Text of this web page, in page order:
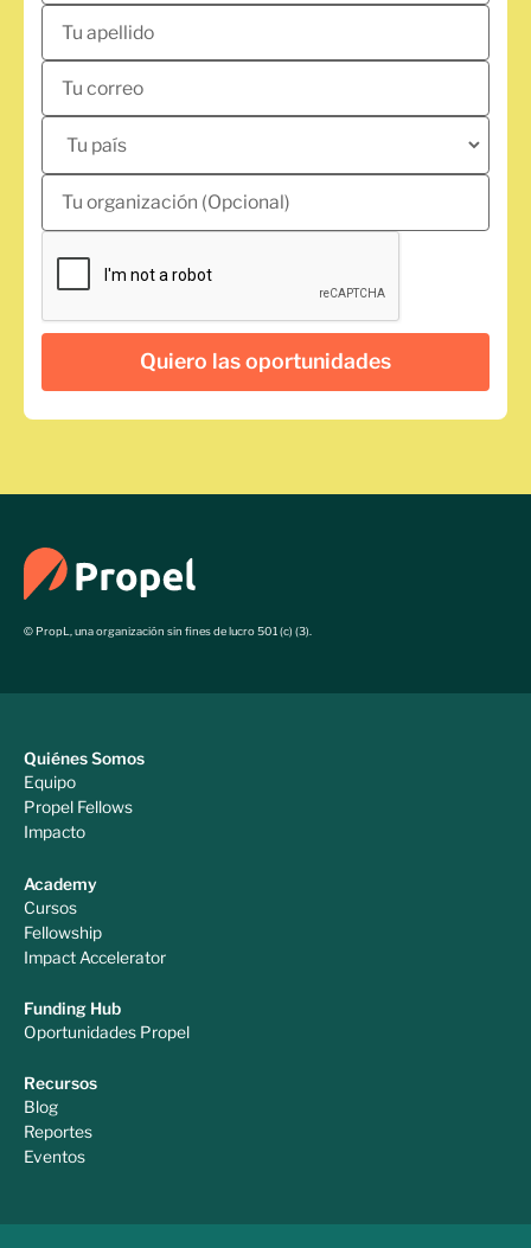
© PropL, una organización sin fines de lucro 501 (c) (3).
Quiénes Somos
Equipo
Propel Fellows
Impacto
Academy
Cursos
Fellowship
Impact Accelerator
Funding Hub
Oportunidades Propel
Recursos
Blog
Reportes
Eventos